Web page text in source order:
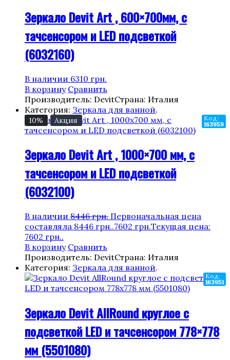
Зеркало Devit Art , 600×700мм, с
тачсенсором и LED подсветкой
(6032160)
В наличии 6310 грн.
В корзину Сравнить
Производитель: DevitСтрана: Италия
Категория: Зеркала для ванной.
Код:
163959
10% Акция
Зеркало Devit Art , 1000×700 мм, с
тачсенсором и LED подсветкой
(6032100)
В наличии 8446грн. Первоначальная цена
составляла 8446 грн..7602 грн.Текущая цена:
7602 грн..
В корзину Сравнить
Производитель: DevitСтрана: Италия
Категория: Зеркала для ванной.
Код:
163951
Зеркало Devit AllRound круглое с
подсветкой LED и тачсенсором 778×778
мм (5501080)